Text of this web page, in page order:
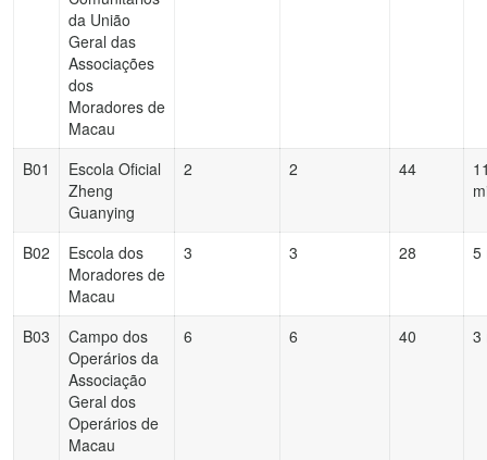
da União
Geral das
Associações
dos
Moradores de
Macau
B01
Escola Oficial
Zheng
Guanying
2 2 44
B02
Escola dos
Moradores de
Macau
3 3 28 5
B03
Campo dos
Operários da
Associação
Geral dos
Operários de
Macau
6 6 40 3